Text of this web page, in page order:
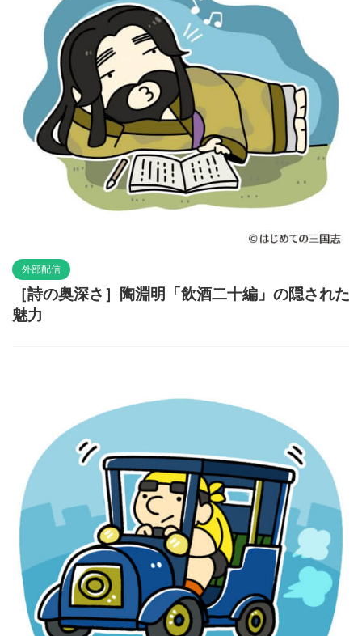
外部配信
［詩の奥深さ］陶淵明「飲酒二十編」の隠された
魅力